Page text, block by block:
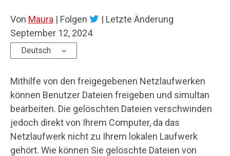
Von Maura | Folgen | Letzte Änderung
September 12, 2024
Deutsch
Mithilfe von den freigegebenen Netzlaufwerken
können Benutzer Dateien freigeben und simultan
bearbeiten. Die gelöschten Dateien verschwinden
jedoch direkt von Ihrem Computer, da das
Netzlaufwerk nicht zu Ihrem lokalen Laufwerk
gehört. Wie können Sie gelöschte Dateien von